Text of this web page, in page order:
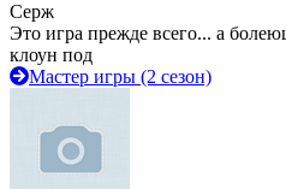
Серж
Это игра прежде всего... а
клоун под
Мастер игры (2 сезон)